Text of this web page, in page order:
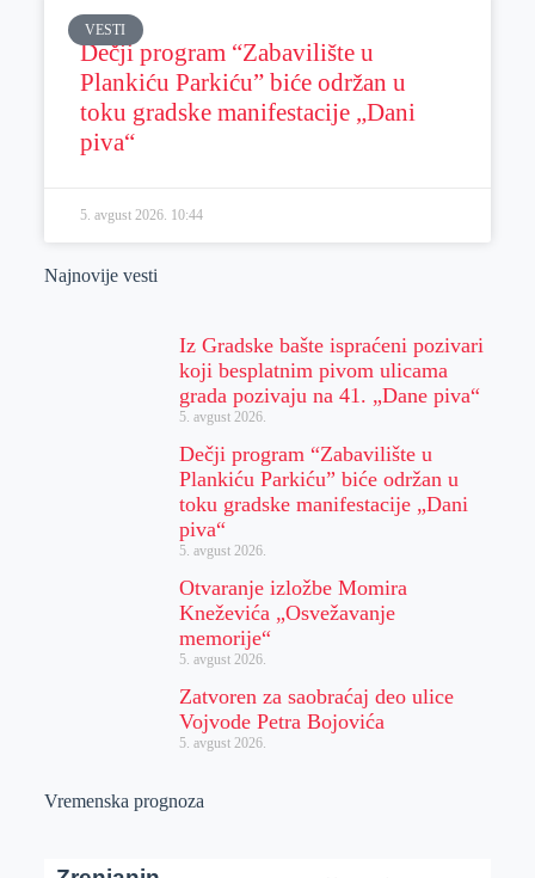
VESTI
Dečji program “Zabavilište u
Plankiću Parkiću” biće održan u
toku gradske manifestacije „Dani
piva“
5. avgust 2026. 10:44
Najnovije vesti
Iz Gradske bašte ispraćeni pozivari
koji besplatnim pivom ulicama
grada pozivaju na 41. „Dane piva“
5. avgust 2026.
Dečji program “Zabavilište u
Plankiću Parkiću” biće održan u
toku gradske manifestacije „Dani
piva“
5. avgust 2026.
Otvaranje izložbe Momira
Kneževića „Osvežavanje
memorije“
5. avgust 2026.
Zatvoren za saobraćaj deo ulice
Vojvode Petra Bojovića
5. avgust 2026.
Vremenska prognoza